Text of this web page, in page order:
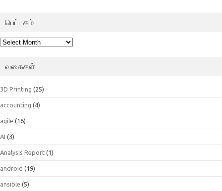
பெட்டகம்
பெட்டகம்
வகைகள்
3D Printing (25)
accounting (4)
agile (16)
AI (3)
Analysis Report (1)
android (19)
ansible (5)